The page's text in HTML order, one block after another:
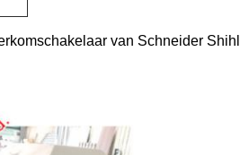
van Schneider